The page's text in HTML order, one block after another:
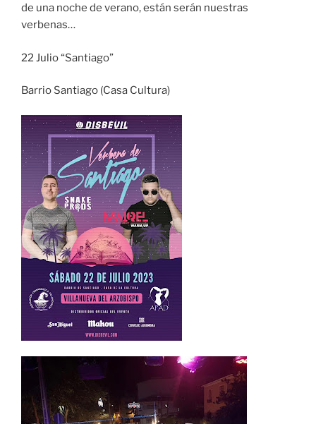
de una noche de verano, están serán nuestras
verbenas…
22 Julio “Santiago”
Barrio Santiago (Casa Cultura)